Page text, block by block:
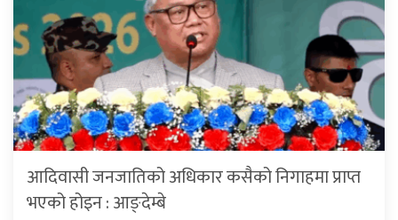
आदिवासी जनजातिको अधिकार कसैको निगाहमा प्राप्त
भएको होइन : आङ्देम्बे